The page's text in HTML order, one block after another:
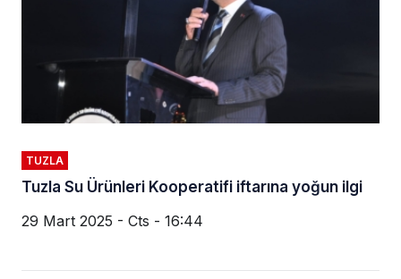
TUZLA
Tuzla Su Ürünleri Kooperatifi iftarına yoğun ilgi
29 Mart 2025 - Cts - 16:44